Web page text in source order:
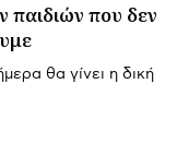
που δεν
θα γίνει η δική